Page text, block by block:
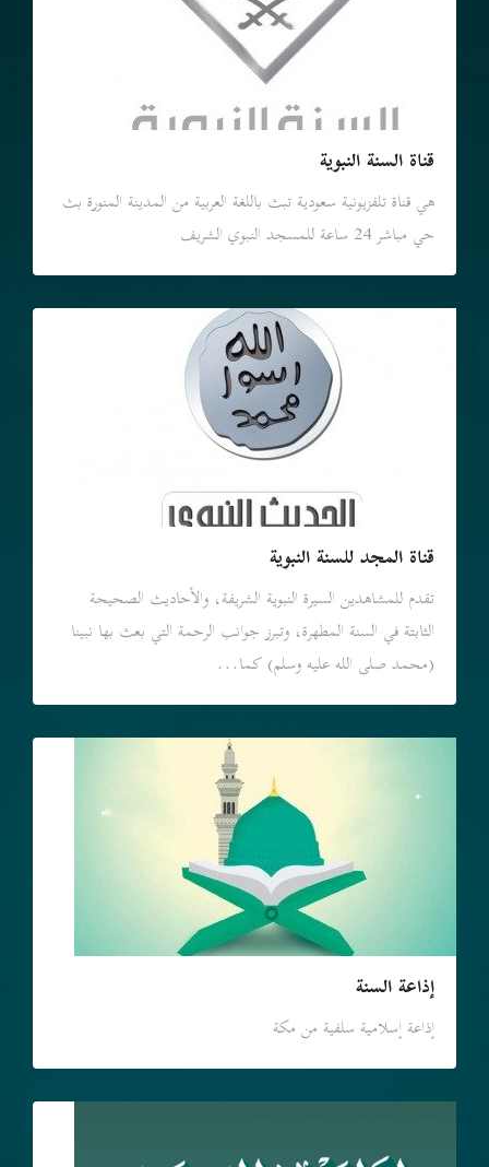
قناة السنة النبوية
هي قناة تلفزيونية سعودية تبث باللغة العربية من المدينة المنورة بث
حي مباشر 24 ساعة للمسجد النبوي الشريف
قناة المجد للسنة النبوية
تقدم للمشاهدين السيرة النبوية الشريفة، والأحاديث الصحيحة
الثابتة في السنة المطهرة، وتبرز جوانب الرحمة التي بعث بها نبينا
(محمد صلى الله عليه وسلم) كما...
إذاعة السنة
إذاعة إسلامية سلفية من مكة